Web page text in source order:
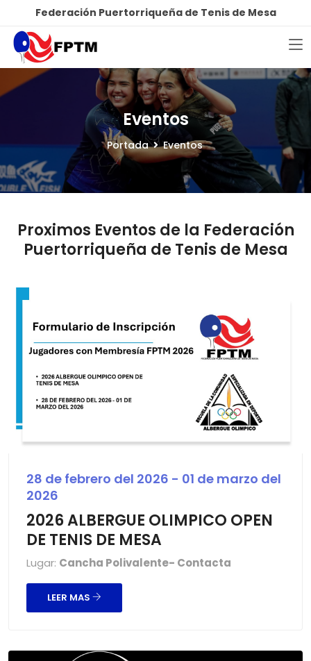
Federación Puertorriqueña de Tenis de Mesa
Eventos
Portada Eventos
Proximos Eventos de la Federación
Puertorriqueña de Tenis de Mesa
28 de febrero del 2026 - 01 de marzo del
2026
2026 ALBERGUE OLIMPICO OPEN
DE TENIS DE MESA
Lugar: Cancha Polivalente- Contacta
LEER MAS